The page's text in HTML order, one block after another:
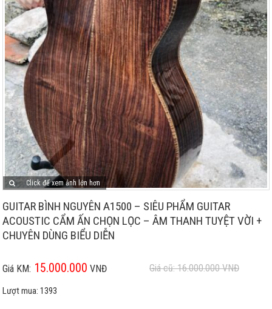
Click để xem ảnh lớn hơn
GUITAR BÌNH NGUYÊN A1500 – SIÊU PHẨM GUITAR
ACOUSTIC CẨM ẤN CHỌN LỌC – ÂM THANH TUYỆT VỜI +
CHUYÊN DÙNG BIỂU DIỄN
Giá KM: 15.000.000 VNĐ Giá cũ: 16.000.000VNĐ
Lượt mua:1393